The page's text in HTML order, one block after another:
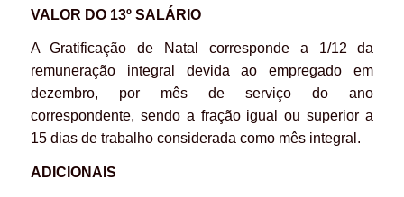
VALOR DO 13º SALÁRIO
A Gratificação de Natal corresponde a 1/12 da
remuneração integral devida ao empregado em
dezembro, por mês de serviço do ano
correspondente, sendo a fração igual ou superior a
15 dias de trabalho considerada como mês integral.
ADICIONAIS